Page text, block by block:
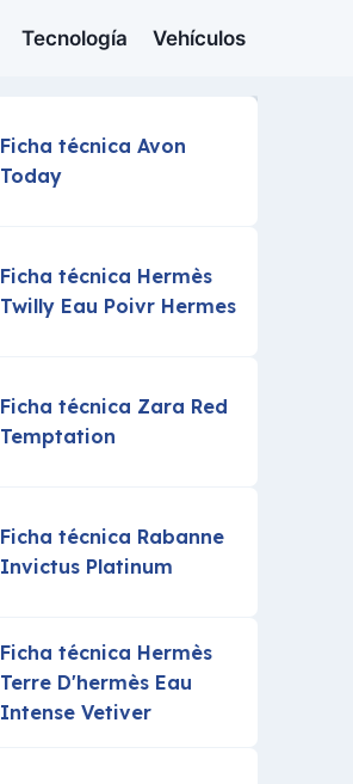
Tecnología Vehículos
Ficha técnica Avon
Today
Ficha técnica Hermès
Twilly Eau Poivr Hermes
Ficha técnica Zara Red
Temptation
Ficha técnica Rabanne
Invictus Platinum
Ficha técnica Hermès
Terre D'hermès Eau
Intense Vetiver